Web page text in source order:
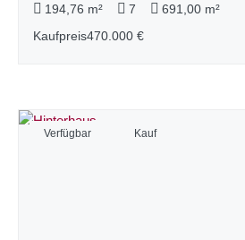
194,76 m²
7
691,00 m²
Kaufpreis470.000 €
Verfügbar Kauf